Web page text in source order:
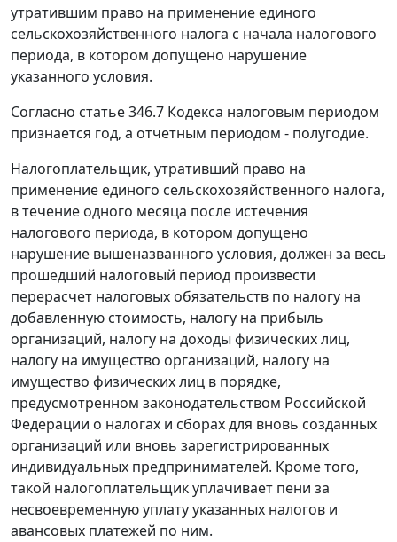
утратившим право на применение единого
сельскохозяйственного налога с начала налогового
периода, в котором допущено нарушение
указанного условия.
Согласно статье 346.7 Кодекса налоговым периодом
признается год, а отчетным периодом - полугодие.
Налогоплательщик, утративший право на
применение единого сельскохозяйственного налога,
в течение одного месяца после истечения
налогового периода, в котором допущено
нарушение вышеназванного условия, должен за весь
прошедший налоговый период произвести
перерасчет налоговых обязательств по налогу на
добавленную стоимость, налогу на прибыль
организаций, налогу на доходы физических лиц,
налогу на имущество организаций, налогу на
имущество физических лиц в порядке,
предусмотренном законодательством Российской
Федерации о налогах и сборах для вновь созданных
организаций или вновь зарегистрированных
индивидуальных предпринимателей. Кроме того,
такой налогоплательщик уплачивает пени за
несвоевременную уплату указанных налогов и
авансовых платежей по ним.